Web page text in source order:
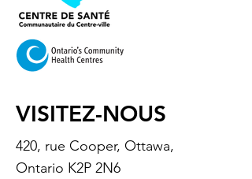
VISITEZ-NOUS
420, rue Cooper, Ottawa,
Ontario K2P 2N6